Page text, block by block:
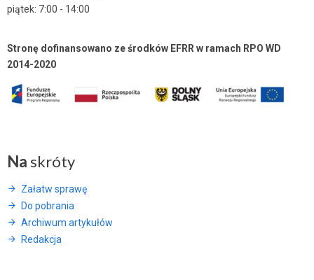
piątek: 7:00 - 14:00
Stronę dofinansowano ze środków EFRR w ramach RPO WD
2014-2020
Na skróty
Załatw sprawę
Do pobrania
Archiwum artykułów
Redakcja